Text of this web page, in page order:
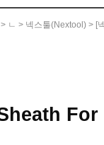
> ㄴ > 넥스툴(Nextool) > [